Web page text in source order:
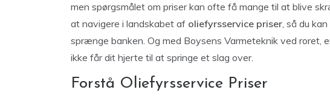
men spørgsmålet om priser kan ofte få mange til at blive
at navigere i landskabet af oliefyrsservice priser, så du
sprænge banken. Og med Boysens Varmeteknik ved roret,
ikke får dit hjerte til at springe et slag over.
Forstå Oliefyrsservice Priser